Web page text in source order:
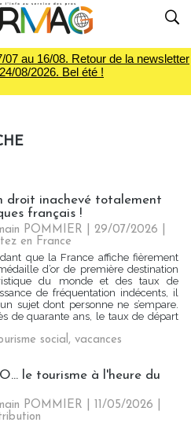
au 16/08. Retour de la newsletter
08/2026. Bel été !
droit inachevé totalement
français !
POMMIER | 29/07/2026
en France
que la France affiche fièrement
d’or de première destination
du monde et des taux de
de fréquentation indécents, il
sujet dont personne ne s’empare.
de quarante ans, le taux de départ
social, vacances
le tourisme à l'heure du
POMMIER | 11/05/2026